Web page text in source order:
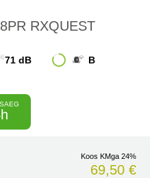
RXQUEST
71 dB
B
Koos KMga 24%
69,50 €